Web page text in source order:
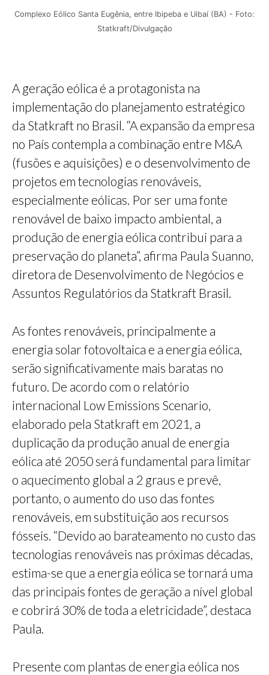
Complexo Eólico Santa Eugênia, entre Ibipeba e Uibaí (BA) - Foto:
Statkraft/Divulgação
A geração eólica é a protagonista na
implementação do planejamento estratégico
da Statkraft no Brasil. “A expansão da empresa
no País contempla a combinação entre M&A
(fusões e aquisições) e o desenvolvimento de
projetos em tecnologias renováveis,
especialmente eólicas. Por ser uma fonte
renovável de baixo impacto ambiental, a
produção de energia eólica contribui para a
preservação do planeta”, afirma Paula Suanno,
diretora de Desenvolvimento de Negócios e
Assuntos Regulatórios da Statkraft Brasil.
As fontes renováveis, principalmente a
energia solar fotovoltaica e a energia eólica,
serão significativamente mais baratas no
futuro. De acordo com o relatório
internacional Low Emissions Scenario,
elaborado pela Statkraft em 2021, a
duplicação da produção anual de energia
eólica até 2050 será fundamental para limitar
o aquecimento global a 2 graus e prevê,
portanto, o aumento do uso das fontes
renováveis, em substituição aos recursos
fósseis. “Devido ao barateamento no custo das
tecnologias renováveis nas próximas décadas,
estima-se que a energia eólica se tornará uma
das principais fontes de geração a nível global
e cobrirá 30% de toda a eletricidade”, destaca
Paula.
Presente com plantas de energia eólica nos